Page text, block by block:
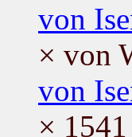
von
× von
von
×